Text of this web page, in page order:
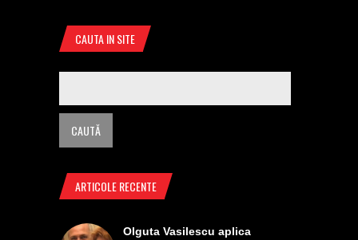
CAUTA IN SITE
ARTICOLE RECENTE
Olguta Vasilescu aplica